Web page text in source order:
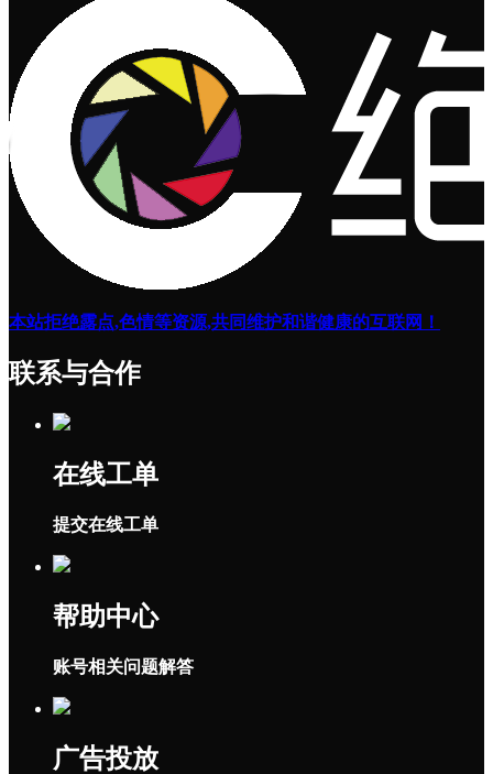
本站拒绝露点,色情等资源,共同维护和谐健康的互联网！
联系与合作
在线工单
提交在线工单
帮助中心
账号相关问题解答
广告投放